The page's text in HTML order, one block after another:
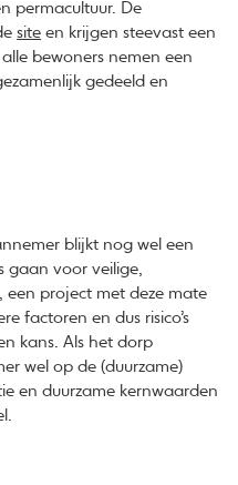
permacultuur. De
site en krijgen steevast een
alle bewoners nemen een
gedeeld en
blijkt nog wel een
gaan voor veilige,
project met deze mate
factoren en dus risico’s
kans. Als het dorp
wel op de (duurzame)
en duurzame kernwaarden